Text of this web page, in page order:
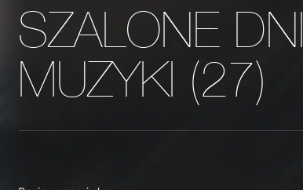
SZALONE DNI
MUZYKI (27)